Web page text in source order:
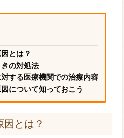
とは？
の対処法
する医療機関での治療内容
について知っておこう
因とは？